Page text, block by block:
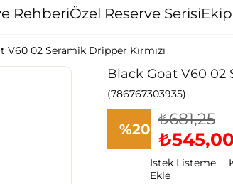
RehberiÖzel Reserve Serisi
V60 02 Seramik Dripper Kırmızı
Black Goat V60 02
(786767303935)
%20
İndirim
₺681,25
₺545,00
İstek Listeme
Ekle